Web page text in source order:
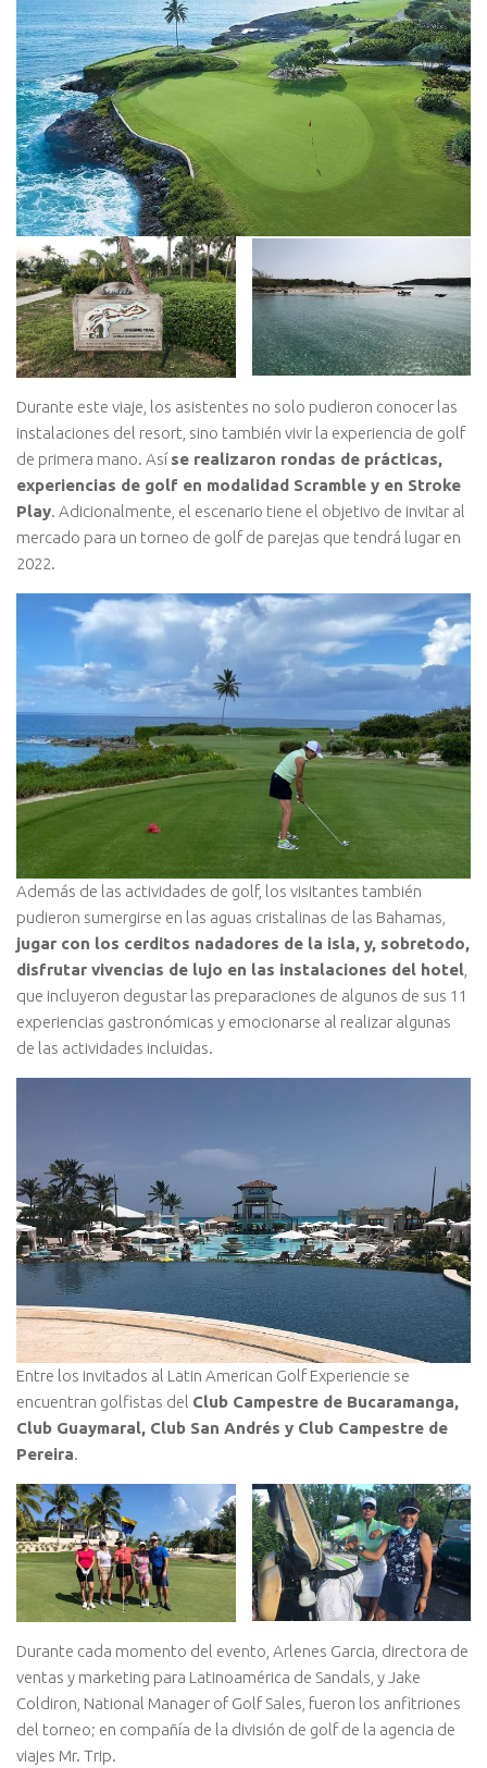
Durante este viaje, los asistentes no solo pudieron conocer las
instalaciones del resort, sino también vivir la experiencia de golf
de primera mano. Asíse realizaron rondas de prácticas,
experiencias de golf en modalidad Scramble y en Stroke
Play. Adicionalmente, el escenario tiene el objetivo de invitar al
mercado para un torneo de golf de parejas que tendrá lugar en
2022.
Además de las actividades de golf, los visitantes también
pudieron sumergirse en las aguas cristalinas de las Bahamas,
jugar con los cerditos nadadores de la isla, y, sobretodo,
disfrutar vivencias de lujo en las instalaciones del hotel
que incluyeron degustar las preparaciones de algunos de sus 11
experiencias gastronómicas y emocionarse al realizar algunas
de las actividades incluidas.
Entre los invitados al Latin American Golf Experiencie se
encuentran golfistas del Club Campestre de Bucaramanga,
Club Guaymaral, Club San Andrés y Club Campestre de
Pereira.
Durante cada momento del evento, Arlenes Garcia, directora de
ventas y marketing para Latinoamérica de Sandals, y Jake
Coldiron, National Manager of Golf Sales, fueron los anfitriones
del torneo; en compañía de la división de golf de la agencia de
viajes Mr. Trip.